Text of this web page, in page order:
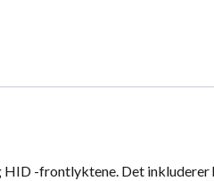
HID -frontlyktene. Det inkluderer